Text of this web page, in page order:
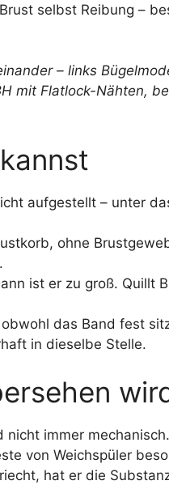
selbst Reibung –
aufgestellt – unter
ohne
ist er zu groß. Quillt
das Band fest
in dieselbe Stelle.
immer
von Weichspüler
hat er die